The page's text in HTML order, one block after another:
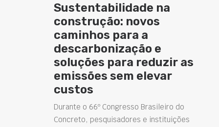
Sustentabilidade na
construção: novos
caminhos para a
descarbonização e
soluções para reduzir as
emissões sem elevar
custos
Durante o 66º Congresso Brasileiro do
Concreto, pesquisadores e instituições